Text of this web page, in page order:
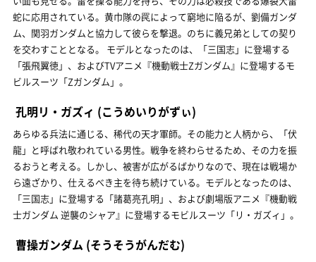
蛇に応用されている。黄巾隊の罠によって窮地に陥るが、劉備ガンダ
ム、関羽ガンダムと協力して彼らを撃退。のちに義兄弟としての契り
を交わすこととなる。 モデルとなったのは、「三国志」に登場する
「張飛翼徳」、およびTVアニメ『機動戦士Ζガンダム』に登場するモ
ビルスーツ「Ζガンダム」。
孔明リ・ガズィ (こうめいりがずぃ)
あらゆる兵法に通じる、稀代の天才軍師。その能力と人柄から、「伏
龍」と呼ばれ敬われている男性。戦争を終わらせるため、その力を振
るおうと考える。しかし、被害が広がるばかりなので、現在は戦場か
ら遠ざかり、仕えるべき主を待ち続けている。モデルとなったのは、
「三国志」に登場する「諸葛亮孔明」、および劇場版アニメ『機動戦
士ガンダム 逆襲のシャア』に登場するモビルスーツ「リ・ガズィ」。
曹操ガンダム (そうそうがんだむ)